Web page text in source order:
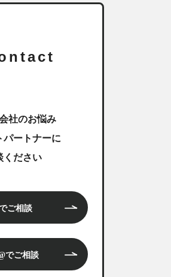
社のお悩み
パートナーに
ください
ご相談
でご相談